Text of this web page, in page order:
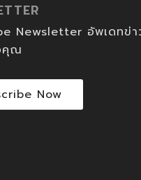
Newsletter อัพเดทข่า
คุณ
Now